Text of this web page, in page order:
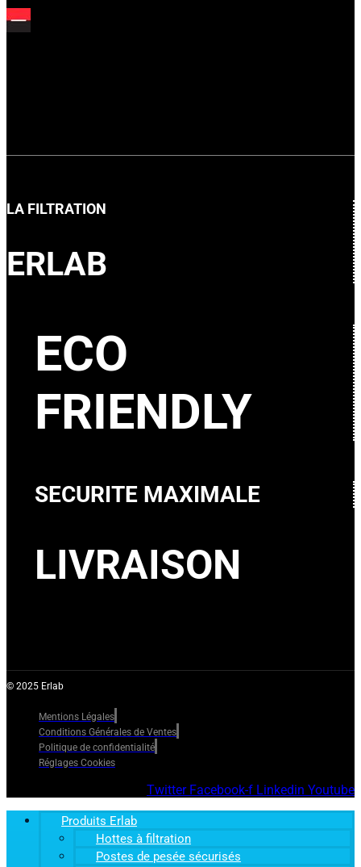
LA FILTRATION
ERLAB
ECO
FRIENDLY
SECURITE MAXIMALE
LIVRAISON
© 2025 Erlab
Mentions Légales
Conditions Générales de Ventes
Politique de confidentialité
Réglages Cookies
Twitter Facebook-f Linkedin Youtube
Produits Erlab
Hottes à filtration
Postes de pesée sécurisés